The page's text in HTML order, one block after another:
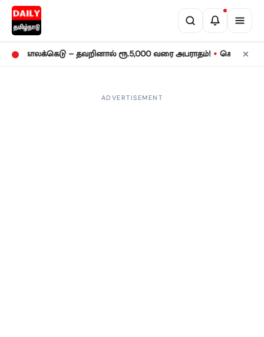
31 காலக்கெடு – தவறினால் ரூ.5,000 வரை அபராதம்! • சென்னையில்
ADVERTISEMENT